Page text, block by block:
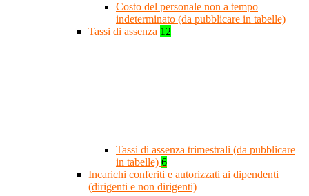
Costo del personale non a tempo
indeterminato (da pubblicare in tabelle)
Tassi di assenza 12
Tassi di assenza trimestrali (da pubblicare
in tabelle) 6
Incarichi conferiti e autorizzati ai dipendenti
(dirigenti e non dirigenti)